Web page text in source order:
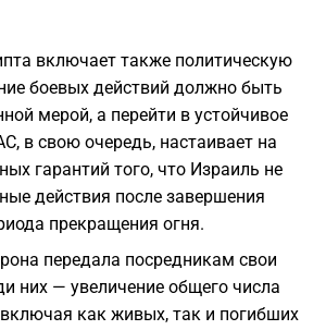
включает также политическую
боевых действий должно быть
мерой, а перейти в устойчивое
в свою очередь, настаивает на
гарантий того, что Израиль не
действия после завершения
прекращения огня.
передала посредникам свои
них — увеличение общего числа
как живых, так и погибших